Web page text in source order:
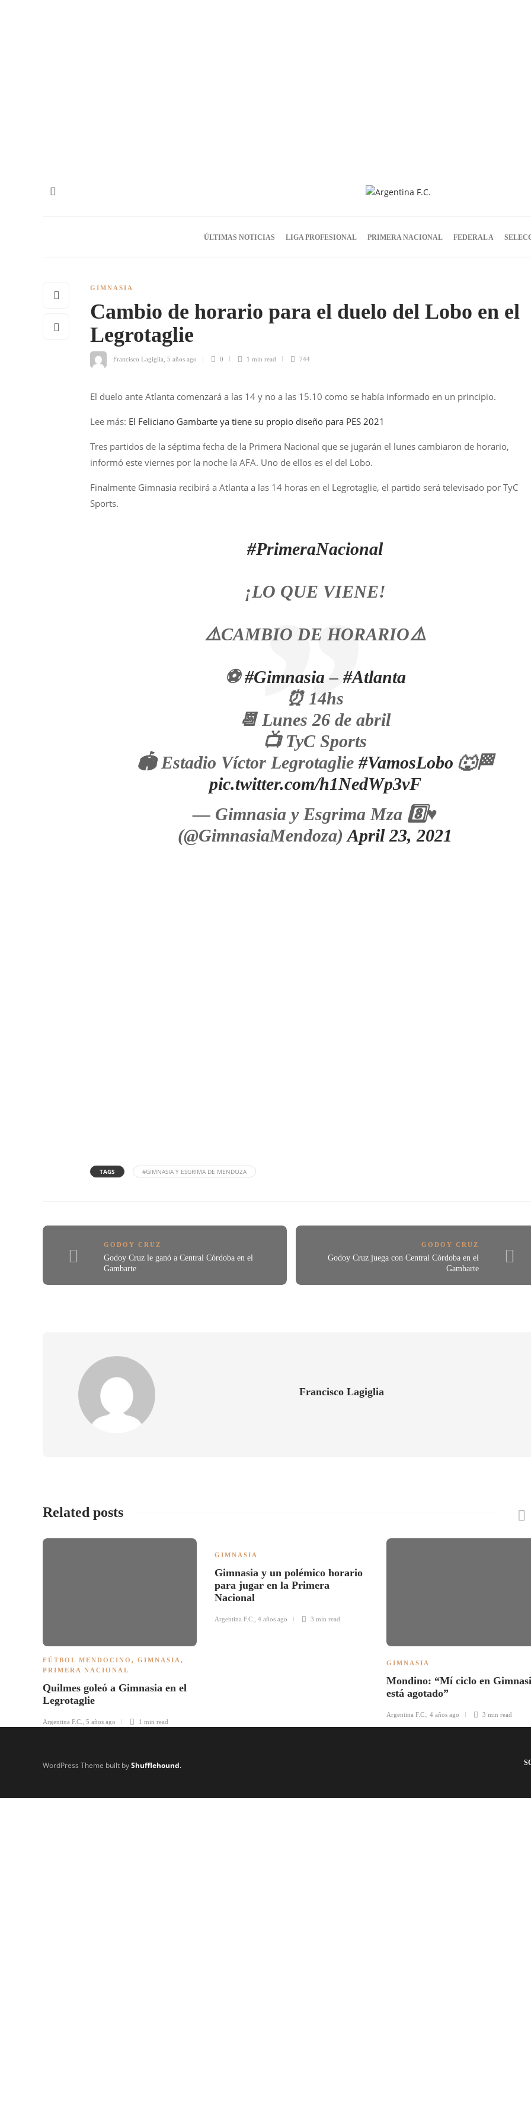
ÚLTIMAS NOTICIAS LIGA PROFESIONAL PRIMERA NACIONAL FEDERAL A
GIMNASIA
Cambio de horario para el duelo del Lobo en el
Legrotaglie
Francisco Lagiglia 5 años ago 0 1 min read 744
El duelo ante Atlanta comenzará a las 14 y no a las 15.10 como se había informado en un principio.
Lee más: El Feliciano Gambarte ya tiene su propio diseño para PES 2021
Tres partidos de la séptima fecha de la Primera Nacional que se jugarán el lunes cambiaron de horario,
informó este viernes por la noche la AFA. Uno de ellos es el del Lobo.
Finalmente Gimnasia recibirá a Atlanta a las 14 horas en el Legrotaglie, el partido será televisado por TyC
Sports.
#PrimeraNacional
¡LO QUE VIENE!
⚠️CAMBIO DE HORARIO⚠️
⚽#Gimnasia– #Atlanta
⏰ 14hs
📆 Lunes 26 de abril
📺 TyC Sports
🏟 Estadio Víctor Legrotaglie#VamosLobo 🐺🏁
pic.twitter.com/h1NedWp3vF
— Gimnasia y Esgrima Mza 8️⃣♥️
(@GimnasiaMendoza)April 23, 2021
TAGS #GIMNASIA Y ESGRIMA DE MENDOZA
GODOY CRUZ
Godoy Cruz le ganó a Central Córdoba en el
Gambarte
GODOY CRUZ
Godoy Cruz juega con Central Córdoba en el
Gambarte
Francisco Lagiglia
Related posts
FÚTBOL MENDOCINO , GIMNASIA ,
PRIMERA NACIONAL
Quilmes goleó a Gimnasia en el
Legrotaglie
Argentina F.C. 5 años ago 1 min read
GIMNASIA
Gimnasia y un polémico horario
para jugar en la Primera
Nacional
Argentina F.C. 4 años ago 3 min read
GIMNASIA
Mondino: “Mí ciclo en
está agotado”
Argentina F.C. 4 años ago 3 min read
WordPress Theme built byShufflehound.